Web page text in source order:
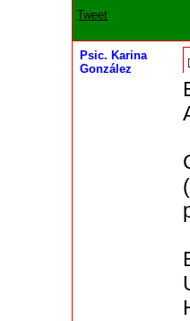
Tweet
Psic. Karina
González